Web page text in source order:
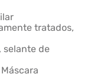
tratados,
selante de